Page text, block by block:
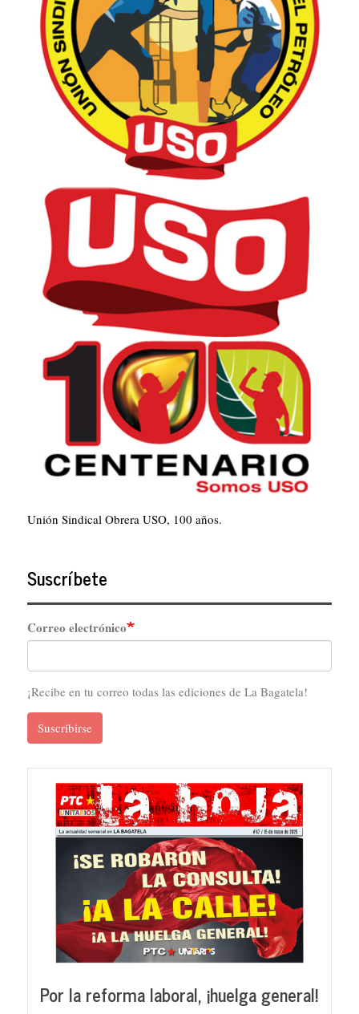
Unión Sindical Obrera USO, 100 años.
Suscríbete
Correo electrónico
¡Recibe en tu correo todas las ediciones de La Bagatela!
Suscribirse
Por la reforma laboral, ¡huelga general!